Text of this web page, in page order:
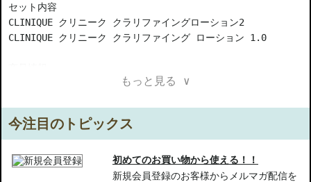
セット内容
CLINIQUE クリニーク クラリファイングローション2
CLINIQUE クリニーク クラリファイング ローション 1.0
CLINIQUE クリニーク クラリファイングローション2 (化粧
使用方法...1日2回ソープ洗顔後、コットンにローションをたっぷ
ください。
CLINIQUE クリニーク クラリファイング ローション 1.0 (化粧
もっと見る ∨
今注目のトピックス
初めてのお買い物から使える！！
新規会員登録のお客様からメルマガ配信を